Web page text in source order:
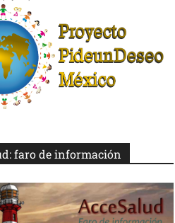
faro de información